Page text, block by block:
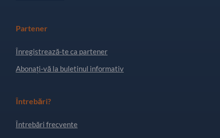
Partener
Înregistrează-te ca partener
Abonați-vă la buletinul informativ
Întrebări?
Întrebări frecvente